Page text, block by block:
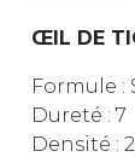
ŒIL DE
Formule :
Dureté : 7
Densité :